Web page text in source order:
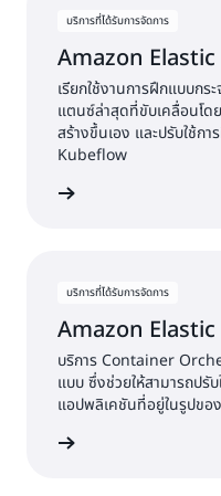
บริการที่ได้รับการจัดการ
Amazon
เรียกใช้งานการฝึกแบบกร
แตนซ์ล่าสุดที่ขับเคลื่อนโ
สร้างขึ้นเอง และปรับใช้ก
Kubeflow
บริการที่ได้รับการจัดการ
Amazon
บริการ Container
แบบ ซึ่งช่วยให้สามารถปรั
แอปพลิเคชันที่อยู่ในรูปขอ